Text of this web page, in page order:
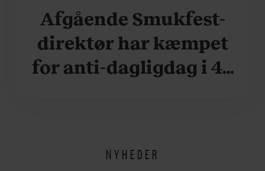
Afgående Smukfest-
direktør har kæmpet
for anti-dagligdag i 46
NYHEDER